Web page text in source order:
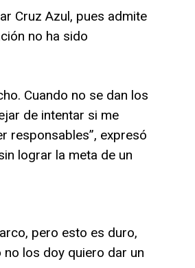
Cruz Azul, pues admite
no ha sido
Cuando no se dan los
de intentar si me
responsables”, expresó
lograr la meta de un
pero esto es duro,
los doy quiero dar un